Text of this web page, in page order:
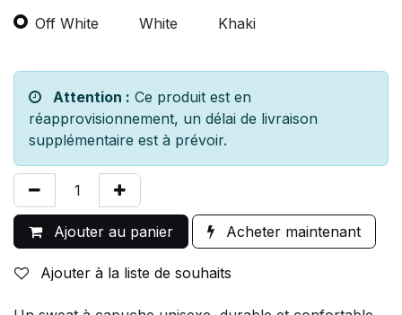
Off White White Khaki
Attention : Ce produit est en
réapprovisionnement, un délai de livraison
supplémentaire est à prévoir.
Ajouter au panier Acheter maintenant
Ajouter à la liste de souhaits